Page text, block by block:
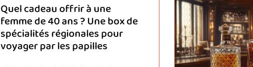
Quel cadeau offrir à une
femme de 40 ans ? Une box de
spécialités régionales pour
voyager par les papilles